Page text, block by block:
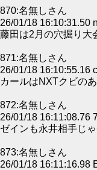
870:名無しさん
26/01/18 16:10:31.50
藤田は2月の穴掘り大
871:名無しさん
26/01/18 16:10:55.16
カールはNXTクビの
872:名無しさん
26/01/18 16:11:08.76
ゼインも永井相手じ
873:名無しさん
26/01/18 16:11:16.98